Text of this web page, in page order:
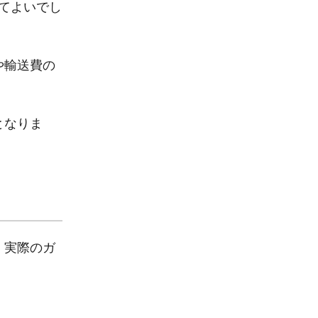
よいでし
輸送費の
りま
実際のガ